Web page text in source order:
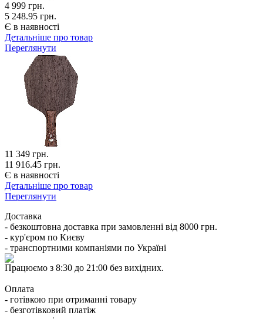
4 999 грн.
5 248.95 грн.
Є в наявності
Детальніше про товар
Переглянути
11 349 грн.
11 916.45 грн.
Є в наявності
Детальніше про товар
Переглянути
Доставка
- безкоштовна доставка при замовленні від 8000 грн.
- кур'єром по Києву
- транспортними компаніями по Україні
Працюємо з 8:30 до 21:00 без вихідних.
Оплата
- готівкою при отриманні товару
- безготівковий платіж